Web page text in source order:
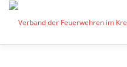
Zum
springen